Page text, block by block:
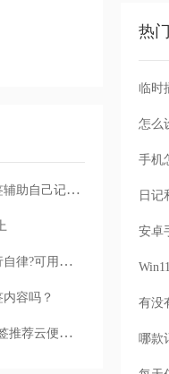
容易忘的事情怎样记下来好？用云便签辅助自己记录易忘的事情
怎么样才能在手机上设置时间规划进行自律?可用云服务提醒便签
容吗？
iphone手机便签：iphone手机备忘录便签推荐云便签敬业签
热
怎么
手机